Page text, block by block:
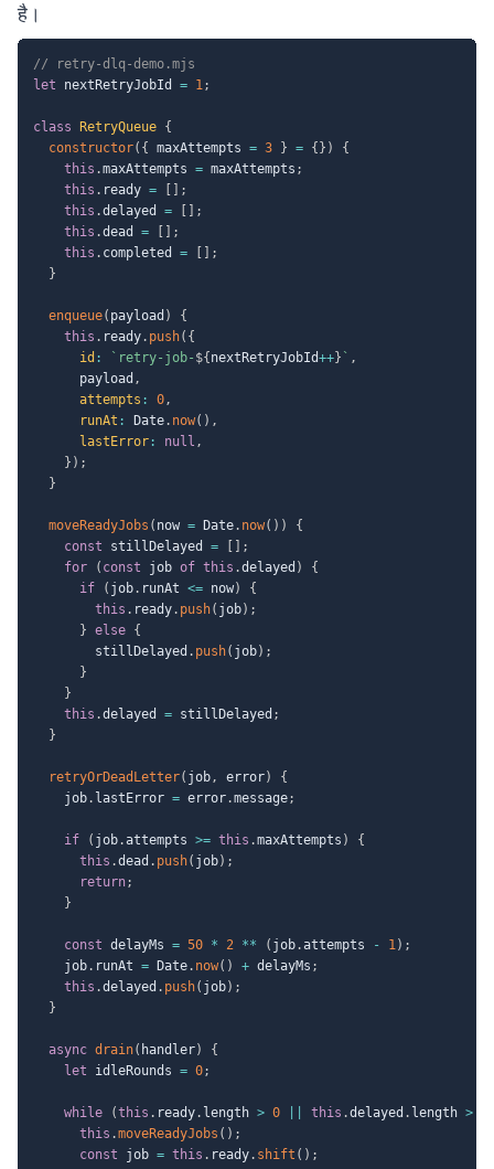
है।
// retry-dlq-demo.mjs
let nextRetryJobId = 1;
class RetryQueue {
constructor( { maxAttempts = 3 } = { } )
{
this .maxAttempts = maxAttempts ;
this . ready =
;
this .delayed =
;
this .dead =
;
this . completed =
;
}
enqueue( payload )
{
this . ready. push( {
id : ` retry-job- ${ nextRetryJobId++} ` ,
      payload
,
attempts : 0,
runAt : Date. now( ) ,
lastError : null ,
} ) ;
}
moveReadyJobs ( now = Date. now( ) )
{
const stillDelayed =
;
for
( const job of this .delayed )
{
if
( job. runAt <= now)
{
this . ready. push( job) ;
} else {
        stillDelayed
. push( job) ;
}
}
this .delayed = stillDelayed ;
}
retryOrDeadLetter( job, error)
{
    job
. lastError = error.message;
if ( job.attempts >= this .maxAttempts )
{
this .dead . push( job) ;
return;
}
const delayMs = 50 * 2 ** ( job.attempts - 1) ;
    job
. runAt = Date. now( ) + delayMs ;
this .delayed . push( job) ;
}
async drain( handler)
{
let idleRounds = 0;
while (this . ready. length > 0 this .delayed . length >
this .moveReadyJobs ( ) ;
const job = this . ready. shift ( ) ;